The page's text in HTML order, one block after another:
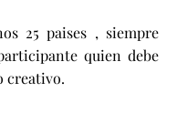
25 paises , siempre
quien debe
creativo.